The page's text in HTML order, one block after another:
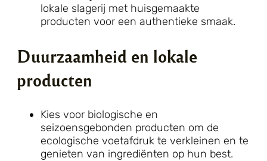
lokale slagerij met huisgemaakte
producten voor een authentieke smaak.
Duurzaamheid en lokale
producten
Kies voor biologische en
seizoensgebonden producten om de
ecologische voetafdruk te verkleinen en te
genieten van ingrediënten op hun best.